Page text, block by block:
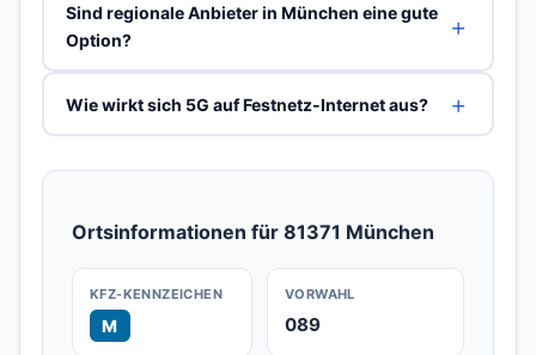
Sind regionale Anbieter in München eine gute
Option?
Wie wirkt sich 5G auf Festnetz-Internet aus?
Ortsinformationen für 81371 München
KFZ-KENNZEICHEN
M
VORWAHL
089